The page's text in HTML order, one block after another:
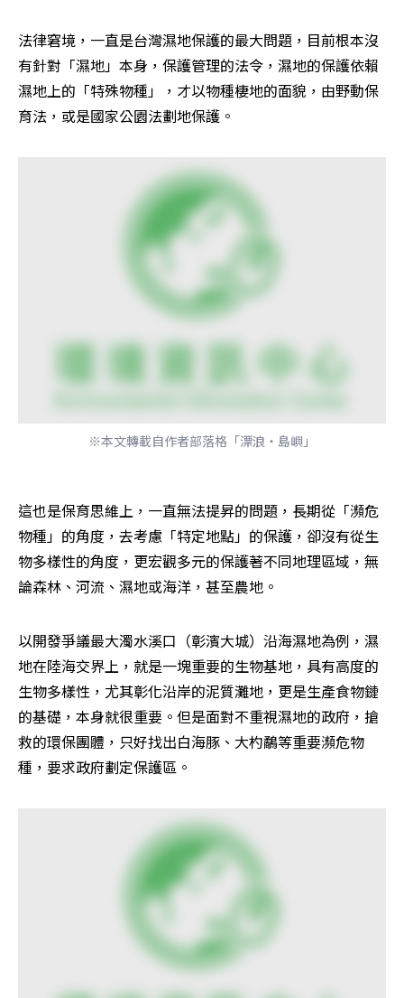
法律窘境，一直是台灣濕地保護的最大問題，目前根本沒
有針對「濕地」本身，保護管理的法令，濕地的保護依賴
濕地上的「特殊物種」，才以物種棲地的面貌，由野動保
育法，或是國家公園法劃地保護。
※本文轉載自作者部落格「漂浪‧島嶼」
這也是保育思維上，一直無法提昇的問題，長期從「瀕危
物種」的角度，去考慮「特定地點」的保護，卻沒有從生
物多樣性的角度，更宏觀多元的保護著不同地理區域，無
論森林、河流、濕地或海洋，甚至農地。
以開發爭議最大濁水溪口（彰濱大城）沿海濕地為例，濕
地在陸海交界上，就是一塊重要的生物基地，具有高度的
生物多樣性，尤其彰化沿岸的泥質灘地，更是生產食物鏈
的基礎，本身就很重要。但是面對不重視濕地的政府，搶
救的環保團體，只好找出白海豚、大杓鷸等重要瀕危物
種，要求政府劃定保護區。